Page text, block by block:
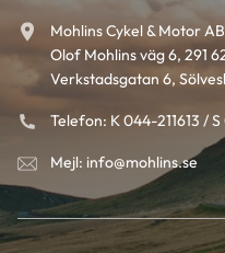
Mohlins Cykel & Motor AB
Olof Mohlins väg 6, 291
Verkstadsgatan 6,
Telefon: K 044-211613 /
Mejl: info@mohlins.se